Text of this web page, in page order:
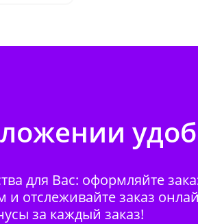
для Вас: оформляйте
и отслеживайте заказ
за каждый заказ!